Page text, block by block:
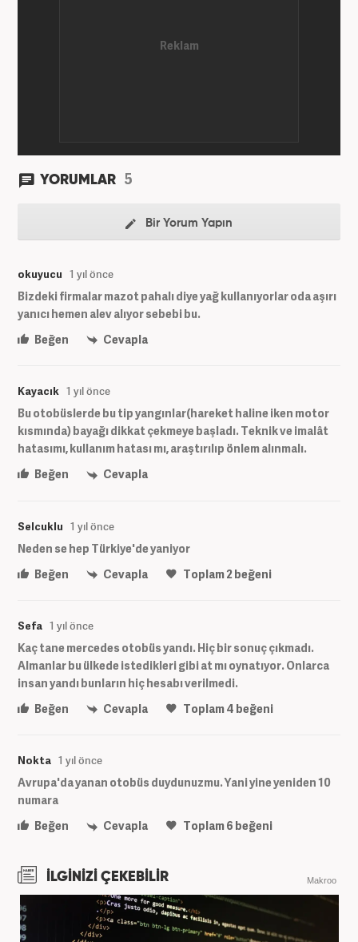
YORUMLAR 5
Bir Yorum Yapın
okuyucu 1 yıl önce
Bizdeki firmalar mazot pahalı diye yağ kullanıyorlar oda aşırı
yanıcı hemen alev alıyor sebebi bu.
Beğen
Cevapla
Kayacık 1 yıl önce
Bu otobüslerde bu tip yangınlar(hareket haline iken motor
kısmında) bayağı dikkat çekmeye başladı. Teknik ve imalât
hatasımı, kullanım hatası mı, araştırılıp önlem alınmalı.
Beğen
Cevapla
Selcuklu 1 yıl önce
Neden se hep Türkiye'de yaniyor
Beğen
Cevapla Toplam2 beğeni
Sefa 1 yıl önce
Kaç tane mercedes otobüs yandı. Hiç bir sonuç çıkmadı.
Almanlar bu ülkede istedikleri gibi at mı oynatıyor. Onlarca
insan yandı bunların hiç hesabı verilmedi.
Beğen
Cevapla Toplam4 beğeni
Nokta 1 yıl önce
Avrupa'da yanan otobüs duydunuzmu. Yani yine yeniden 10
numara
Beğen
Cevapla Toplam6 beğeni
İLGİNİZİ ÇEKEBİLİR Makroo